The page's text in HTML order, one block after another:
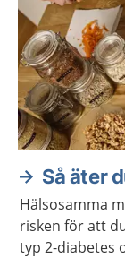
Så äter
Hälsosamma
risken för att
typ 2-diabetes